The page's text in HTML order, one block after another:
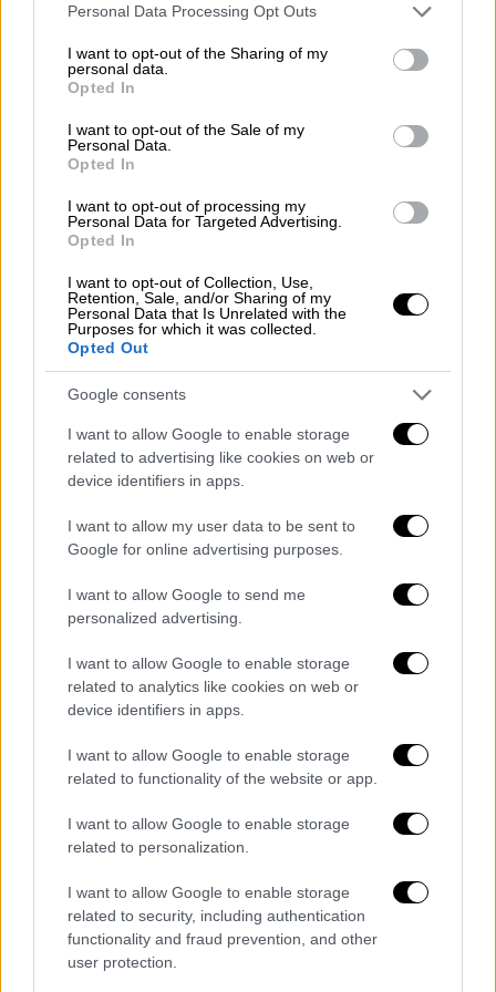
Please note that this website/app uses one or more Google
not limited to your visit or usage behaviour. You may click to
grant or deny consent to Google and its third-party tags to
use your data for below specified purposes in below Google
consent section.
Personal Data Processing Opt Outs
I want to opt-out of the Sharing of my
personal data.
Opted In
I want to opt-out of the Sale of my
Personal Data.
Opted In
I want to opt-out of processing my
Personal Data for Targeted Advertising.
Opted In
I want to opt-out of Collection, Use,
Retention, Sale, and/or Sharing of my
Personal Data that Is Unrelated with the
Purposes for which it was collected.
Opted Out
Google consents
I want to allow Google to enable storage
related to advertising like cookies on web or
device identifiers in apps.
I want to allow my user data to be sent to
Google for online advertising purposes.
I want to allow Google to send me
personalized advertising.
I want to allow Google to enable storage
related to analytics like cookies on web or
device identifiers in apps.
I want to allow Google to enable storage
related to functionality of the website or app.
I want to allow Google to enable storage
related to personalization.
I want to allow Google to enable storage
related to security, including authentication
functionality and fraud prevention, and other
user protection.
λεπτομέρεια: την περίοδο εκείνη, κανένας
άλλος ισχυρός δυτικός ή διεθνής
παράγοντας δεν είχε εκδηλώσει το
του Πειραιά, αφήνοντας την Ελλάδα
ουσιαστικά χωρίς εναλλακτικές επιλογές εν
μέσω διαφαινόμενης οικονομικής
στενότητας. Η επιτυχία εκείνης της
πολιτικής επιλογής, όπως τόνισε,
αποδεικνύεται εκ του αποτελέσματος,
καθώς ο Πειραιάς μετατράπηκε από ένα
λιμάνι περιορισμένης εμβέλειας στο
μεγαλύτερο λιμάνι της Μεσογείου και σε ένα
από τα πέντε κορυφαία της Ευρώπης,
δημιουργώντας χιλιάδες θέσεις εργασίας
και προσελκύοντας, κατόπιν εορτής, το
ενδιαφέρον του παγκόσμιου ανταγωνισμού.
Η απάντηση στην Κίμπερλι Γκίλφοϊλ
και το μέτωπο του Νοεμβρίου
Η συγκεκριμένη τοποθέτηση αποτελεί άλλη
δημόσιες παρεμβάσεις της Αμερικανίδας
πρέσβειρας,Κίμπερλι Γκίλφοϊλ,η οποία
τους τελευταίους μήνες έχει αναφερθεί στο
λιμάνι του Πειραιά, τηνCOSCO, τον κινεζικό
παράγοντα και τον προσανατολισμός των
ΗΠΑ να μετατρέψουν την Ελευσίνα σε
αντίβαρο στα κινεζικά συμφέροντα. «Είμαι
αντισταθώ πολύ επιθετικά στα κινεζικά
συμφέροντα», δήλωσε πριν από λίγο καιρό η
Κίμπερλι Γκίλφοϊλ. Υπενθυμίζεται ότι τον